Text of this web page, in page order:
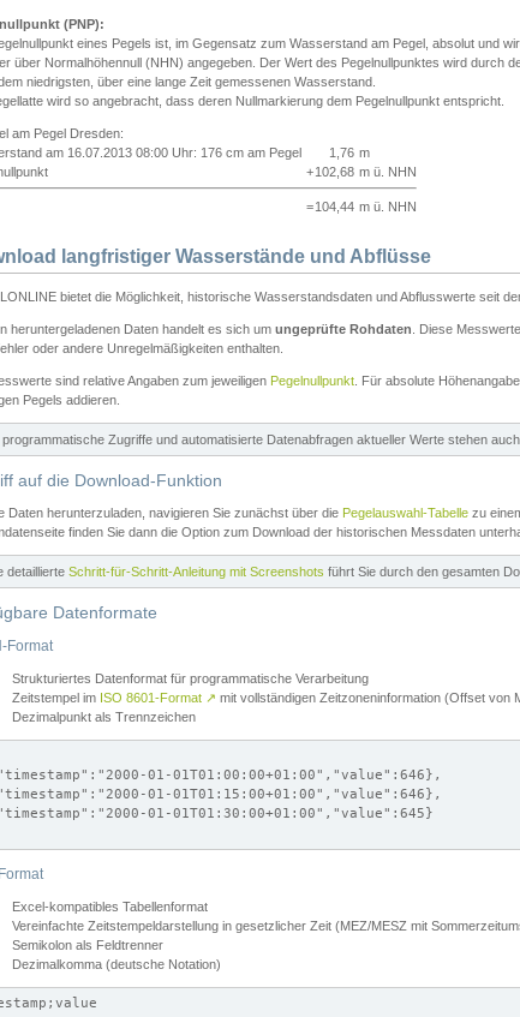
(PNP):
eines Pegels ist, im Gegensatz zum Wasserstand am Pegel, absolut und
über Normalhöhennull (NHN) angegeben. Der Wert des Pegelnullpunktes wird durch
niedrigsten, über eine lange Zeit gemessenen Wasserstand.
wird so angebracht, dass deren Nullmarkierung dem Pegelnullpunkt entspricht.
am Pegel Dresden:
am 16.07.2013 08:00 Uhr: 176 cm am Pegel
1,76 m
+102,68 m ü. NHN
=104,44 m ü. NHN
langfristiger Wasserstände und Abflüsse
bietet die Möglichkeit, historische Wasserstandsdaten und Abflusswerte seit
heruntergeladenen Daten handelt es sich um ungeprüfte Rohdaten . Diese
oder andere Unregelmäßigkeiten enthalten.
sind relative Angaben zum jeweiligen Pegelnullpunkt . Für absolute
Pegels addieren.
programmatische Zugriffe und automatisierte Datenabfragen aktueller Werte stehen
auf die Download-Funktion
Daten herunterzuladen, navigieren Sie zunächst über die Pegelauswahl-Tabelle zu
finden Sie dann die Option zum Download der historischen Messdaten
detaillierte Schritt-für-Schritt-Anleitung mit Screenshots führt Sie durch den gesamten
Datenformate
Format
Strukturiertes Datenformat für programmatische Verarbeitung
Zeitstempel im ISO 8601-Format ↗ mit vollständigen Zeitzoneninformation (Offset von
Dezimalpunkt als Trennzeichen
01-01T01:00:00+01:00","value":646},
01-01T01:15:00+01:00","value":646},
01-01T01:30:00+01:00","value":645}
Excel-kompatibles Tabellenformat
Vereinfachte Zeitstempeldarstellung in gesetzlicher Zeit (MEZ/MESZ mit
Semikolon als Feldtrenner
Dezimalkomma (deutsche Notation)